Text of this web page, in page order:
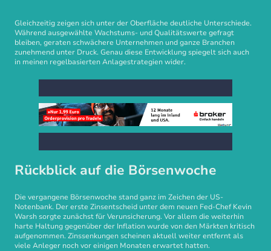
Gleichzeitig zeigen sich unter der Oberfläche deutliche Unterschiede.
Während ausgewählte Wachstums- und Qualitätswerte gefragt
bleiben, geraten schwächere Unternehmen und ganze Branchen
zunehmend unter Druck. Genau diese Entwicklung spiegelt sich auch
in meinen regelbasierten Anlagestrategien wider.
Rückblick auf die Börsenwoche
Die vergangene Börsenwoche stand ganz im Zeichen der US-
Notenbank. Der erste Zinsentscheid unter dem neuen Fed-Chef Kevin
Warsh sorgte zunächst für Verunsicherung. Vor allem die weiterhin
harte Haltung gegenüber der Inflation wurde von den Märkten kritisch
aufgenommen. Zinssenkungen scheinen aktuell weiter entfernt als
viele Anleger noch vor einigen Monaten erwartet hatten.